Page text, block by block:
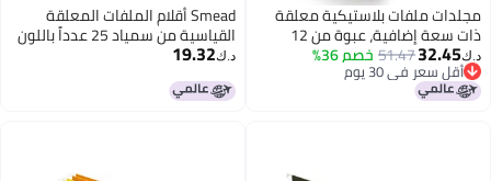
ذات سعة إضافية، عبوة من 12
بمقدار 2 بوصة،
Smead أقلام الملفات المعلقة
القياسية من سمياد 25 عدداً باللون
الوردي مع علامات قابلة للتعديل
مقاس حرف 64066
د.ك‏19.32